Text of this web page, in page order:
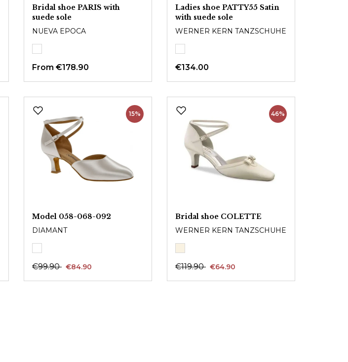
Bridal shoe PARIS with
suede sole
NUEVA EPOCA
From €178.90
Ladies shoe PATTY55 Satin
with suede sole
WERNER KERN TANZSCHUHE
€134.00
15%
Model 058-068-092
DIAMANT
€99.90 €84.90
46%
Bridal shoe COLETTE
WERNER KERN TANZSCHUHE
€119.90 €64.90